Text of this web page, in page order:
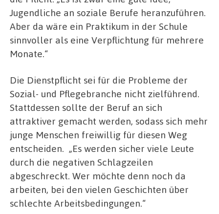
Jugendliche an soziale Berufe heranzuführen.
Aber da wäre ein Praktikum in der Schule
sinnvoller als eine Verpflichtung für mehrere
Monate.“
Die Dienstpflicht sei für die Probleme der
Sozial- und Pflegebranche nicht zielführend.
Stattdessen sollte der Beruf an sich
attraktiver gemacht werden, sodass sich mehr
junge Menschen freiwillig für diesen Weg
entscheiden. „Es werden sicher viele Leute
durch die negativen Schlagzeilen
abgeschreckt. Wer möchte denn noch da
arbeiten, bei den vielen Geschichten über
schlechte Arbeitsbedingungen.“